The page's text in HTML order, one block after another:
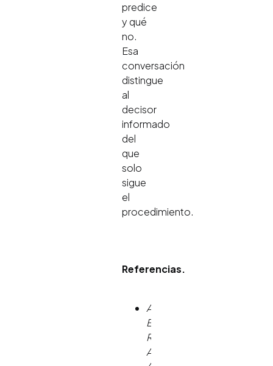
predice
y qué
no.
Esa
conversación
distingue
al
decisor
informado
del
que
solo
sigue
el
procedimiento.
Referencias.
American
Educational
Research
Association,